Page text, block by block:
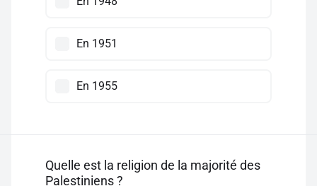
En 1951
En 1955
Quelle est la religion de la majorité des
Palestiniens ?